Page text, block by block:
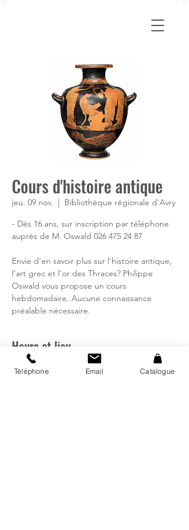
Cours d'histoire antique
jeu. 09 nov.
  |
Bibliothèque régionale d'Avry
- Dès 16 ans, sur inscription par téléphone
auprès de M. Oswald 026 475 24 87
Envie d'en savoir plus sur l'histoire antique,
l'art grec et l'or des Thraces? Philippe
Oswald vous propose un cours
hebdomadaire. Aucune connaissance
préalable nécessaire.
Heure et lieu
09 nov. 2023, 19:30 – 21:00
Téléphone Email Catalogue